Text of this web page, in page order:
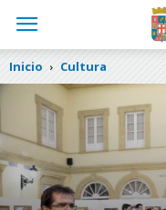
Inicio Cultura